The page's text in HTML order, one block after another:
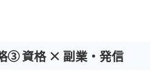
③ 資格 × 副業・発信